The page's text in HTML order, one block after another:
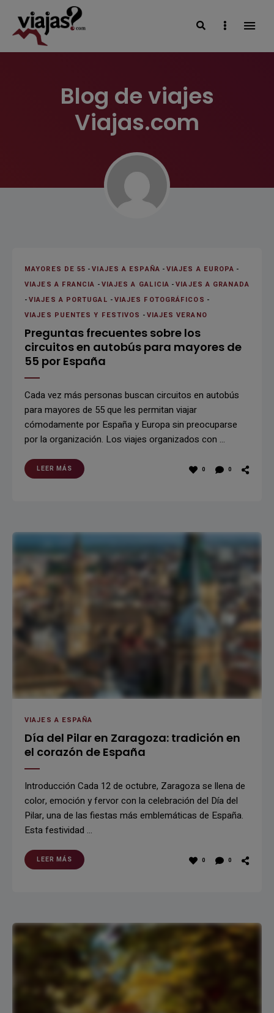
VIAJAS BLOG
SearchSidebar
Blog de viajes
Viajas.com
MAYORES DE 55 -VIAJES A ESPAÑA -VIAJES A EUROPA -
VIAJES A FRANCIA -VIAJES A GALICIA -VIAJES A GRANADA
-VIAJES A PORTUGAL -VIAJES FOTOGRÁFICOS -
VIAJES PUENTES Y FESTIVOS -VIAJES VERANO
Preguntas frecuentes sobre los
circuitos en autobús para mayores de
55 por España
Cada vez más personas buscan circuitos en autobús
para mayores de 55 que les permitan viajar
cómodamente por España y Europa sin preocuparse
por la organización. Los viajes organizados con …
LEER MÁS 0 0
VIAJES A ESPAÑA
Día del Pilar en Zaragoza: tradición en
el corazón de España
Introducción Cada 12 de octubre, Zaragoza se llena de
color, emoción y fervor con la celebración del Día del
Pilar, una de las fiestas más emblemáticas de España.
Esta festividad …
LEER MÁS 0 0